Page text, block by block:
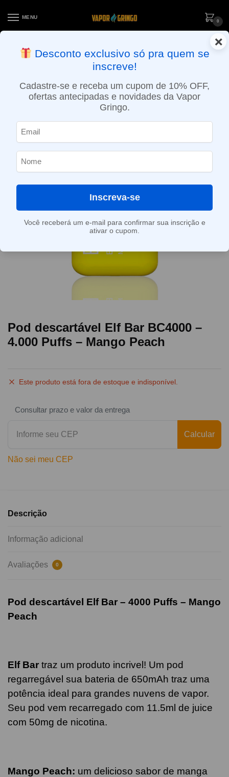
MENU
0
ENTREGA NO MESMO DIA EM SÃO PAULO (SEG A SEX): PEDIDOS
APROVADOS ATÉ 15:30 VIA MOTOBOY
Pod descartável Elf Bar BC4000 –
4.000 Puffs – Mango Peach
Este produto está fora de estoque e indisponível.
Consultar prazo e valor da entrega
Calcular
Não sei meu CEP
Descrição
Informação adicional
Avaliações 0
Pod descartável Elf Bar – 4000 Puffs – Mango
Peach
Elf Bar traz um produto incrivel! Um pod
regarregável sua bateria de 650mAh traz uma
potência ideal para grandes nuvens de vapor.
Seu pod vem recarregado com 11.5ml de juice
com 50mg de nicotina.
Mango Peach: um delicioso sabor de manga
×
Desconto exclusivo só pra quem se
inscreve!
Cadastre-se e receba um cupom de 10% OFF,
ofertas antecipadas e novidades da Vapor
Gringo.
Inscreva-se
Você receberá um e-mail para confirmar sua inscrição e
ativar o cupom.